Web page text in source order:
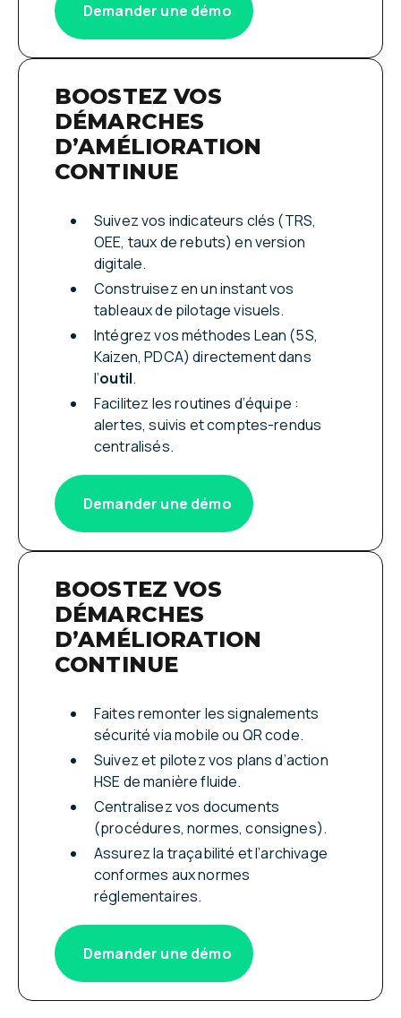
Demander une démo
BOOSTEZ VOS
DÉMARCHES
D’AMÉLIORATION
CONTINUE
Suivez vos indicateurs clés (TRS,
OEE, taux de rebuts) en version
digitale.
Construisez en un instant vos
tableaux de pilotage visuels.
Intégrez vos méthodes Lean (5S,
Kaizen, PDCA) directement dans
l’outil.
Facilitez les routines d’équipe :
alertes, suivis et comptes-rendus
centralisés.
Demander une démo
BOOSTEZ VOS
DÉMARCHES
D’AMÉLIORATION
CONTINUE
Faites remonter les signalements
sécurité via mobile ou QR code.
Suivez et pilotez vos plans d’action
HSE de manière fluide.
Centralisez vos documents
(procédures, normes, consignes).
Assurez la traçabilité et l’archivage
conformes aux normes
réglementaires.
Demander une démo